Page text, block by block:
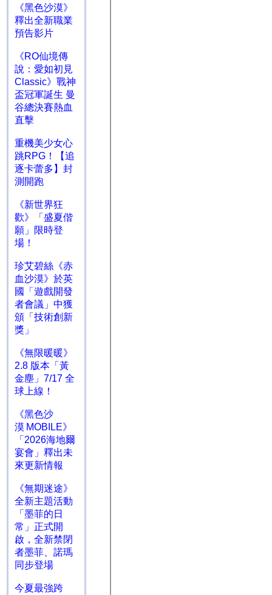
《黑色沙漠》
釋出全新職業
預告影片
《RO仙境傳
說：愛如初見
Classic》戰神
盃冠軍誕生 曼
谷總決賽熱血
直擊
重機美少女心
跳RPG！【追
逐卡蕾多】封
測開跑
《新世界狂
歡》「盛夏偕
願」限時登
場！
珍艾碧絲《赤
血沙漠》於英
國「遊戲開發
者會議」中獲
頒「技術創新
獎」
《無限暖暖》
2.8 版本「黃
金塵」7/17 全
球上線！
《黑色沙
漠 MOBILE》
「2026海地爾
宴會」釋出未
來更新情報
《無期迷途》
全新主題活動
「墨菲的日
常」正式開
啟，全新禁閉
者墨菲、諾瑪
同步登場
今夏最強跨